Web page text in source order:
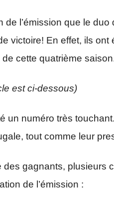
de l’émission que le
victoire! En effet, ils ont
de cette quatrième
est ci-dessous)
un numéro très
tout comme leur
des gagnants, plusieurs
de l’émission :